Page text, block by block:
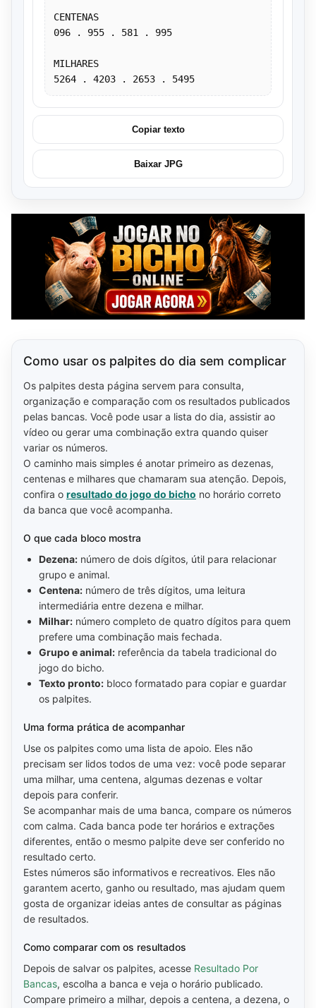
CENTENAS
096 . 955 . 581 . 995
MILHARES
Copiar texto
Baixar JPG
Como usar os palpites do dia sem complicar
Os palpites desta página servem para consulta,
organização e comparação com os resultados publicados
pelas bancas. Você pode usar a lista do dia, assistir ao
vídeo ou gerar uma combinação extra quando quiser
variar os números.
O caminho mais simples é anotar primeiro as dezenas,
centenas e milhares que chamaram sua atenção. Depois,
confira o resultado do jogo do bicho no horário correto
da banca que você acompanha.
O que cada bloco mostra
Dezena: número de dois dígitos, útil para relacionar
grupo e animal.
Centena: número de três dígitos, uma leitura
intermediária entre dezena e milhar.
Milhar: número completo de quatro dígitos para quem
prefere uma combinação mais fechada.
Grupo e animal: referência da tabela tradicional do
jogo do bicho.
Texto pronto: bloco formatado para copiar e guardar
os palpites.
Uma forma prática de acompanhar
Use os palpites como uma lista de apoio. Eles não
precisam ser lidos todos de uma vez: você pode separar
uma milhar, uma centena, algumas dezenas e voltar
depois para conferir.
Se acompanhar mais de uma banca, compare os números
com calma. Cada banca pode ter horários e extrações
diferentes, então o mesmo palpite deve ser conferido no
resultado certo.
Estes números são informativos e recreativos. Eles não
garantem acerto, ganho ou resultado, mas ajudam quem
gosta de organizar ideias antes de consultar as páginas
de resultados.
Como comparar com os resultados
Depois de salvar os palpites, acesse Resultado Por
Bancas, escolha a banca e veja o horário publicado.
Compare primeiro a milhar, depois a centena, a dezena, o